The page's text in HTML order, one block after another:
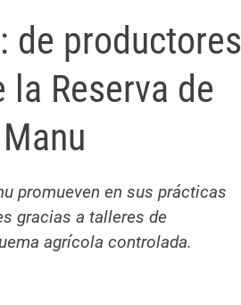
de productores
Reserva de
promueven en sus prácticas
gracias a talleres de
agrícola controlada.